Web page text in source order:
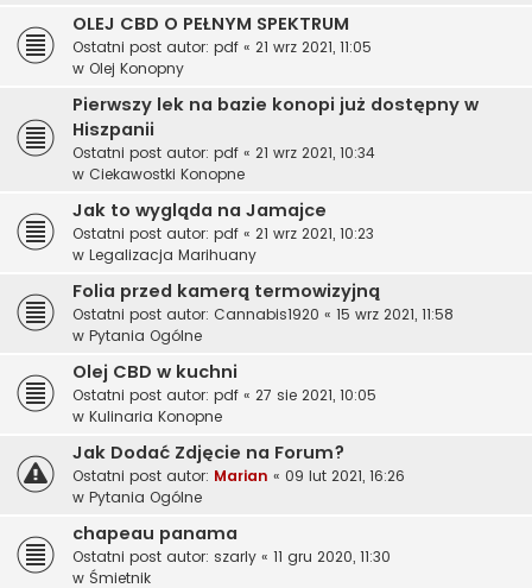
OLEJ CBD O PEŁNYM SPEKTRUM
Ostatni post autor: pdf « 21 wrz 2021, 11:05
w Olej Konopny
Pierwszy lek na bazie konopi już dostępny w
Hiszpanii
Ostatni post autor: pdf « 21 wrz 2021, 10:34
w Ciekawostki Konopne
Jak to wygląda na Jamajce
Ostatni post autor: pdf « 21 wrz 2021, 10:23
w Legalizacja Marihuany
Folia przed kamerą termowizyjną
Ostatni post autor: Cannabis1920 « 15 wrz 2021, 11:58
w Pytania Ogólne
Olej CBD w kuchni
Ostatni post autor: pdf « 27 sie 2021, 10:05
w Kulinaria Konopne
Jak Dodać Zdjęcie na Forum?
Ostatni post autor: Marian « 09 lut 2021, 16:26
w Pytania Ogólne
chapeau panama
Ostatni post autor: szarly « 11 gru 2020, 11:30
w Śmietnik